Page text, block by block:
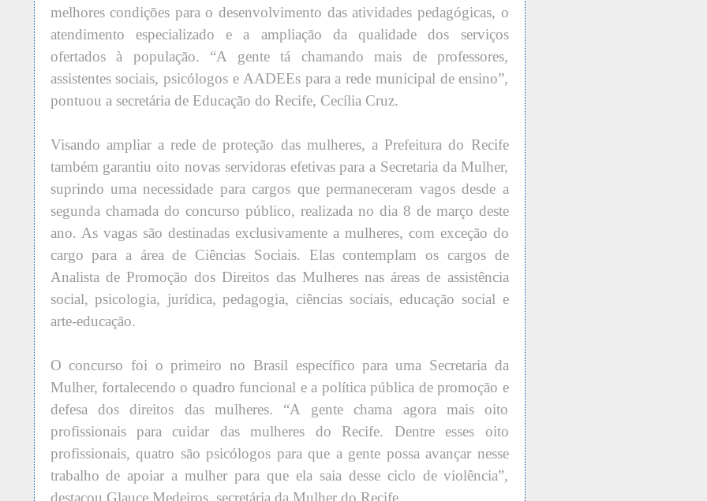
melhores condições para o desenvolvimento das atividades pedagógicas, o
atendimento especializado e a ampliação da qualidade dos serviços
ofertados à população. “A gente tá chamando mais de professores,
assistentes sociais, psicólogos e AADEEs para a rede municipal de ensino”,
pontuou a secretária de Educação do Recife, Cecília Cruz.
Visando ampliar a rede de proteção das mulheres, a Prefeitura do Recife
também garantiu oito novas servidoras efetivas para a Secretaria da Mulher,
suprindo uma necessidade para cargos que permaneceram vagos desde a
segunda chamada do concurso público, realizada no dia 8 de março deste
ano. As vagas são destinadas exclusivamente a mulheres, com exceção do
cargo para a área de Ciências Sociais. Elas contemplam os cargos de
Analista de Promoção dos Direitos das Mulheres nas áreas de assistência
social, psicologia, jurídica, pedagogia, ciências sociais, educação social e
arte-educação.
O concurso foi o primeiro no Brasil específico para uma Secretaria da
Mulher, fortalecendo o quadro funcional e a política pública de promoção e
defesa dos direitos das mulheres. “A gente chama agora mais oito
profissionais para cuidar das mulheres do Recife. Dentre esses oito
profissionais, quatro são psicólogos para que a gente possa avançar nesse
trabalho de apoiar a mulher para que ela saia desse ciclo de violência”,